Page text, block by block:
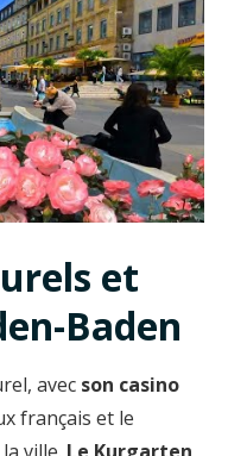
et
Baden
avec son casino
français et le